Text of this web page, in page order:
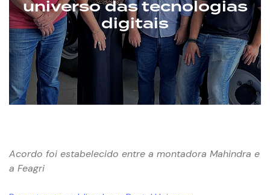
universo das tecnologias
digitais
Acordo foi estabelecido entre a montadora Mahindra e
a Feagri